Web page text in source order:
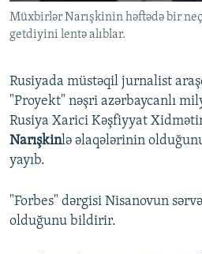
AZADLIQRADIOSU MOBIL
XƏBƏR BÜLLETENLƏRIMIZ
RFE/RL-in bütün saytları
Müxbirlər Narışkinin həftədə bir
getdiyini lentə alıblar.
Rusiyada müstəqil jurnalist
"Proyekt" nəşri azərbaycanlı
Rusiya Xarici Kəşfiyyat
Narışkinlə əlaqələrinin
yayıb.
"Forbes" dərgisi Nisanovun
olduğunu bildirir.